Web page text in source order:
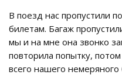
В поезд нас пропустили
билетам. Багаж
мы и на мне она звонко
повторила попытку,
всего нашего